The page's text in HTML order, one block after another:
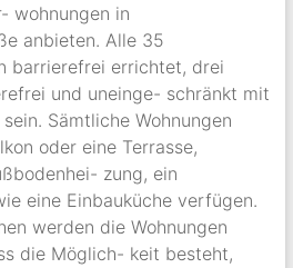
wohnungen in
anbieten. Alle 35
barrierefrei errichtet, drei
und uneinge- schränkt mit
Sämtliche Wohnungen
oder eine Terrasse,
zung, ein
eine Einbauküche verfügen.
werden die Wohnungen
die Möglich- keit besteht,